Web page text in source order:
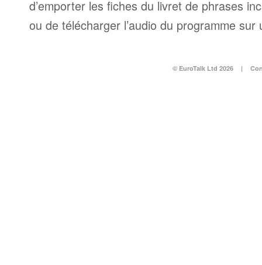
d’emporter les fiches du livret de phrases
ou de télécharger l’audio du programme sur
© EuroTalk Ltd 2026 |